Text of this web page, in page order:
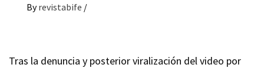
By revistabife /
Tras la denuncia y posterior viralización del video por